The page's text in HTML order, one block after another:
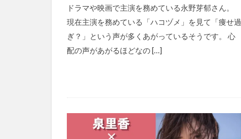
ドラマや映画で主演を務めている永野芽郁さん。
現在主演を務めている「ハコヅメ」を見て「痩せ過
ぎ？」という声が多くあがっているそうです。 心
配の声があがるほどなの […]